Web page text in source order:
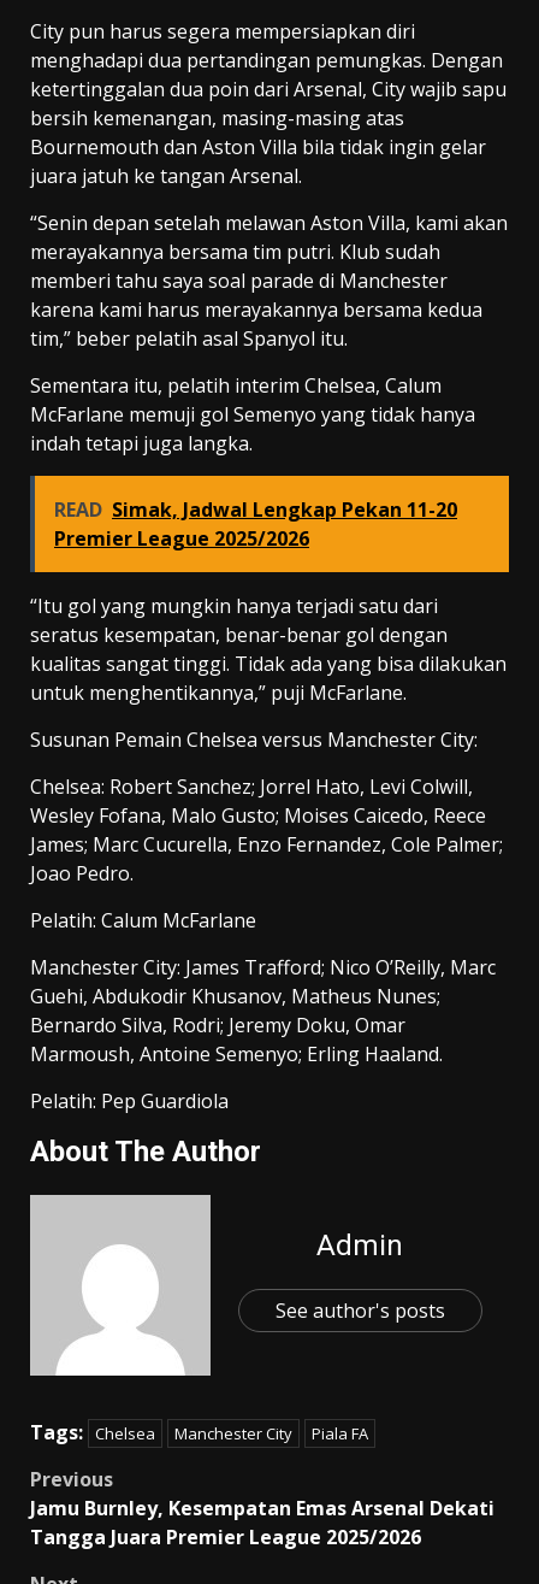
City pun harus segera mempersiapkan diri
menghadapi dua pertandingan pemungkas. Dengan
ketertinggalan dua poin dari Arsenal, City wajib sapu
bersih kemenangan, masing-masing atas
Bournemouth dan Aston Villa bila tidak ingin gelar
juara jatuh ke tangan Arsenal.
“Senin depan setelah melawan Aston Villa, kami akan
merayakannya bersama tim putri. Klub sudah
memberi tahu saya soal parade di Manchester
karena kami harus merayakannya bersama kedua
tim,” beber pelatih asal Spanyol itu.
Sementara itu, pelatih interim Chelsea, Calum
McFarlane memuji gol Semenyo yang tidak hanya
indah tetapi juga langka.
READ Simak, Jadwal Lengkap Pekan 11-20
Premier League 2025/2026
“Itu gol yang mungkin hanya terjadi satu dari
seratus kesempatan, benar-benar gol dengan
kualitas sangat tinggi. Tidak ada yang bisa dilakukan
untuk menghentikannya,” puji McFarlane.
Susunan Pemain Chelsea versus Manchester City:
Chelsea: Robert Sanchez; Jorrel Hato, Levi Colwill,
Wesley Fofana, Malo Gusto; Moises Caicedo, Reece
James; Marc Cucurella, Enzo Fernandez, Cole Palmer;
Joao Pedro.
Pelatih: Calum McFarlane
Manchester City: James Trafford; Nico O’Reilly, Marc
Guehi, Abdukodir Khusanov, Matheus Nunes;
Bernardo Silva, Rodri; Jeremy Doku, Omar
Marmoush, Antoine Semenyo; Erling Haaland.
Pelatih: Pep Guardiola
About The Author
Admin
See author's posts
Tags: Chelsea Manchester City Piala FA
Post
navigation
Previous
Jamu Burnley, Kesempatan Emas Arsenal Dekati
Tangga Juara Premier League 2025/2026